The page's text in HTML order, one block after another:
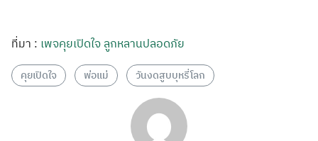
ที่มา : เพจคุยเปิดใจ ลูกหลานปลอดภัย
คุยเปิดใจ พ่อแม่ วันงดสูบบุหรี่โลก